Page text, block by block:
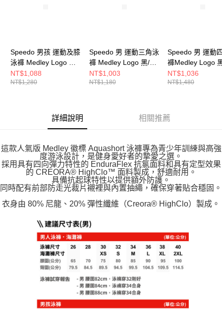
Speedo 男孩 運動及膝
泳褲 Medley Logo 黑/
綠
NT$1,088
NT$1,280
Speedo 男 運動三角泳
褲 Medley Logo 黑/淺
綠
NT$1,003
NT$1,180
Speedo 男 運動
褲Medley Logo
NT$1,036
NT$1,480
詳細說明 相關推薦
這款人氣版 Medley 徽標 Aquashort 泳褲專為青少年訓練與高強
度游泳設計，是健身愛好者的摯愛之選。
採用具有四向彈力特性的 EnduraFlex 抗氯面料和具有定型效果
的 CREORA® HighClo™ 面料製成，舒適耐用。
具備抗起球特性以提供額外防護。
同時配有前部防走光裁片襯裡與內置抽繩，確保穿著貼合穩固。
衣身由 80% 尼龍、20% 彈性纖維（Creora® HighClo）製成。